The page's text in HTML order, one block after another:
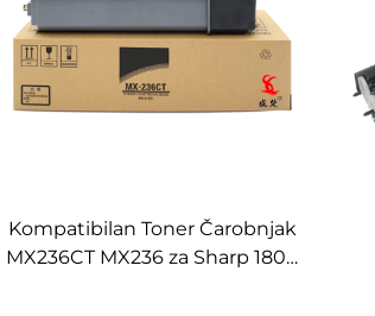
Kompatibilan Toner Čarobnjak
MX236CT MX236 za Sharp 1808